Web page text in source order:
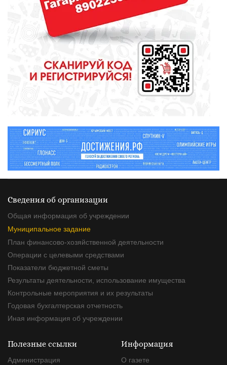
набирает обороты. Будет жарко
Новый ФАП красив, аккуратен и
чист!
Сведения об организации
Общая информация об учреждении
Муниципальное задание
План финансово-хозяйственной деятельности
Операции с целевыми средствами
Показатели бюджетной сметы
Результаты деятельности, использование имущества
Контрольные мероприятия и их результаты
Годовая бухгалтерская отчетность
Иная информация об учреждении
Полезные ссылки
Администрация
Информация
О газете